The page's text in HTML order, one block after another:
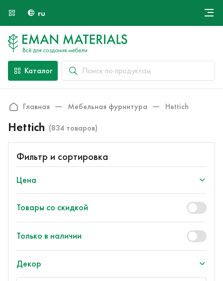
ru
Оплата и доставка
Контакты
Каталог
Главная Мебельная фурнитура Hettich
Hettich (834 товаров)
Фильтр и сортировка
Цена
Товары со скидкой
Только в наличии
Декор